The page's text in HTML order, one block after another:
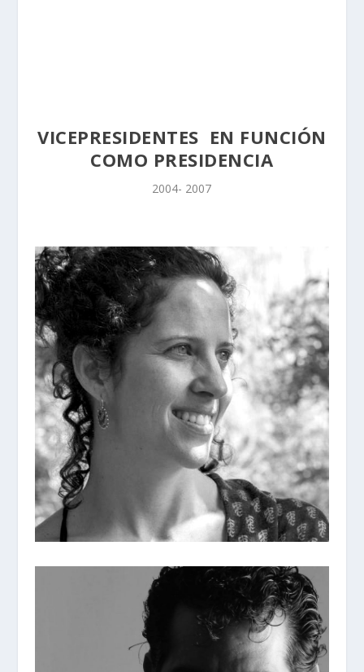
VICEPRESIDENTES EN FUNCIÓN
COMO PRESIDENCIA
2004- 2007